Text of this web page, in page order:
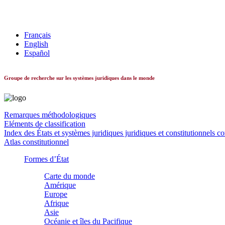
Français
English
Español
Groupe de recherche sur les systèmes juridiques dans le monde
Remarques méthodologiques
Eléments de classification
Index des États et systèmes juridiques juridiques et constitutionnels
Atlas constitutionnel
Formes d’État
Carte du monde
Amérique
Europe
Afrique
Asie
Océanie et îles du Pacifique